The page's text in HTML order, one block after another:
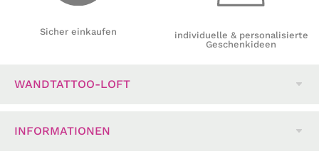
Sicher einkaufen
individuelle & personalisierte
Geschenkideen
WANDTATTOO-LOFT
INFORMATIONEN